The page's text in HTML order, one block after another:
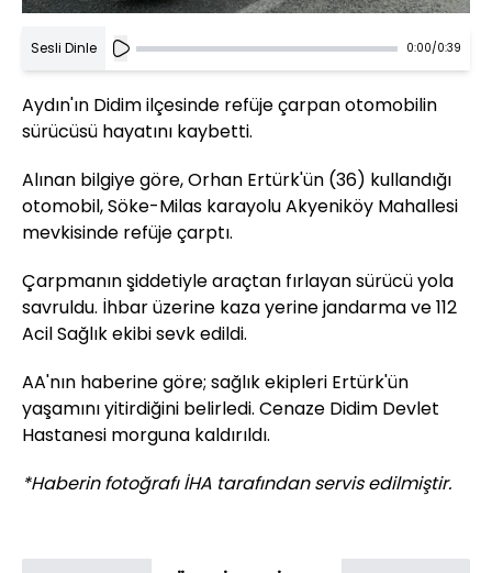
Sesli Dinle 0:00/0:39
Aydın'ın Didim ilçesinde refüje çarpan otomobilin
sürücüsü hayatını kaybetti.
Alınan bilgiye göre, Orhan Ertürk'ün (36) kullandığı
otomobil, Söke-Milas karayolu Akyeniköy Mahallesi
mevkisinde refüje çarptı.
Çarpmanın şiddetiyle araçtan fırlayan sürücü yola
savruldu. İhbar üzerine kaza yerine jandarma ve 112
Acil Sağlık ekibi sevk edildi.
AA'nın haberine göre; sağlık ekipleri Ertürk'ün
yaşamını yitirdiğini belirledi. Cenaze Didim Devlet
Hastanesi morguna kaldırıldı.
*Haberin fotoğrafı İHA tarafından servis edilmiştir.